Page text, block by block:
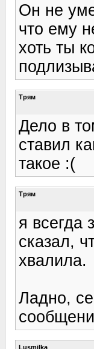
Он не
что ему
хоть ты
Трям
Дело в
ставил
такое :(
Трям
я всегда
сказал,
хвалила.
Ладно,
Lusmilka